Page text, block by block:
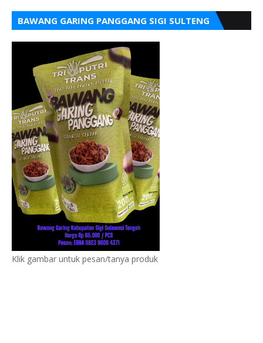
BAWANG GARING PANGGANG SIGI SULTENG
Klik gambar untuk pesan/tanya produk